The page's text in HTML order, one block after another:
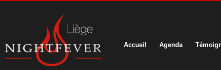
Accueil Agenda